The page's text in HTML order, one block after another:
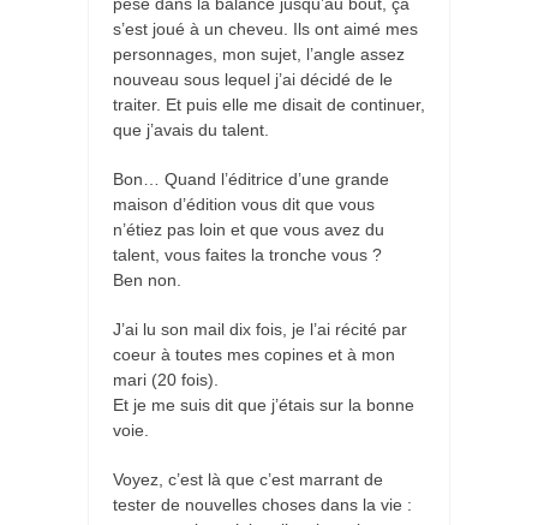
pesé dans la balance jusqu’au bout, ça
s’est joué à un cheveu. Ils ont aimé mes
personnages, mon sujet, l’angle assez
nouveau sous lequel j’ai décidé de le
traiter. Et puis elle me disait de continuer,
que j’avais du talent.
Bon… Quand l’éditrice d’une grande
maison d’édition vous dit que vous
n’étiez pas loin et que vous avez du
talent, vous faites la tronche vous ?
Ben non.
J’ai lu son mail dix fois, je l’ai récité par
coeur à toutes mes copines et à mon
mari (20 fois).
Et je me suis dit que j’étais sur la bonne
voie.
Voyez, c’est là que c’est marrant de
tester de nouvelles choses dans la vie :